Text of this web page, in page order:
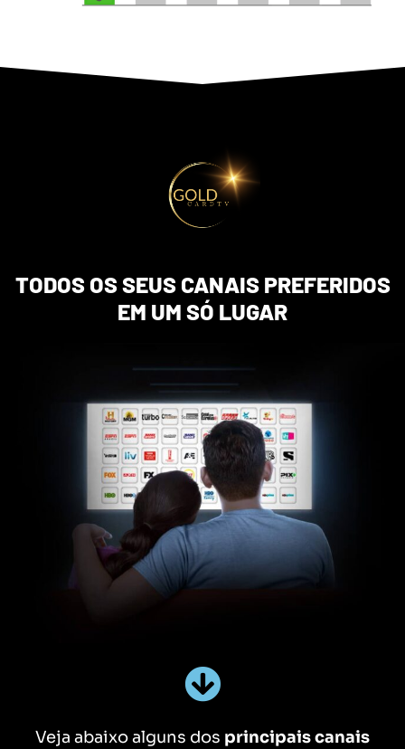
TODOS OS SEUS CANAIS PREFERIDOS
EM UM SÓ LUGAR
Veja abaixo alguns dos principais canais